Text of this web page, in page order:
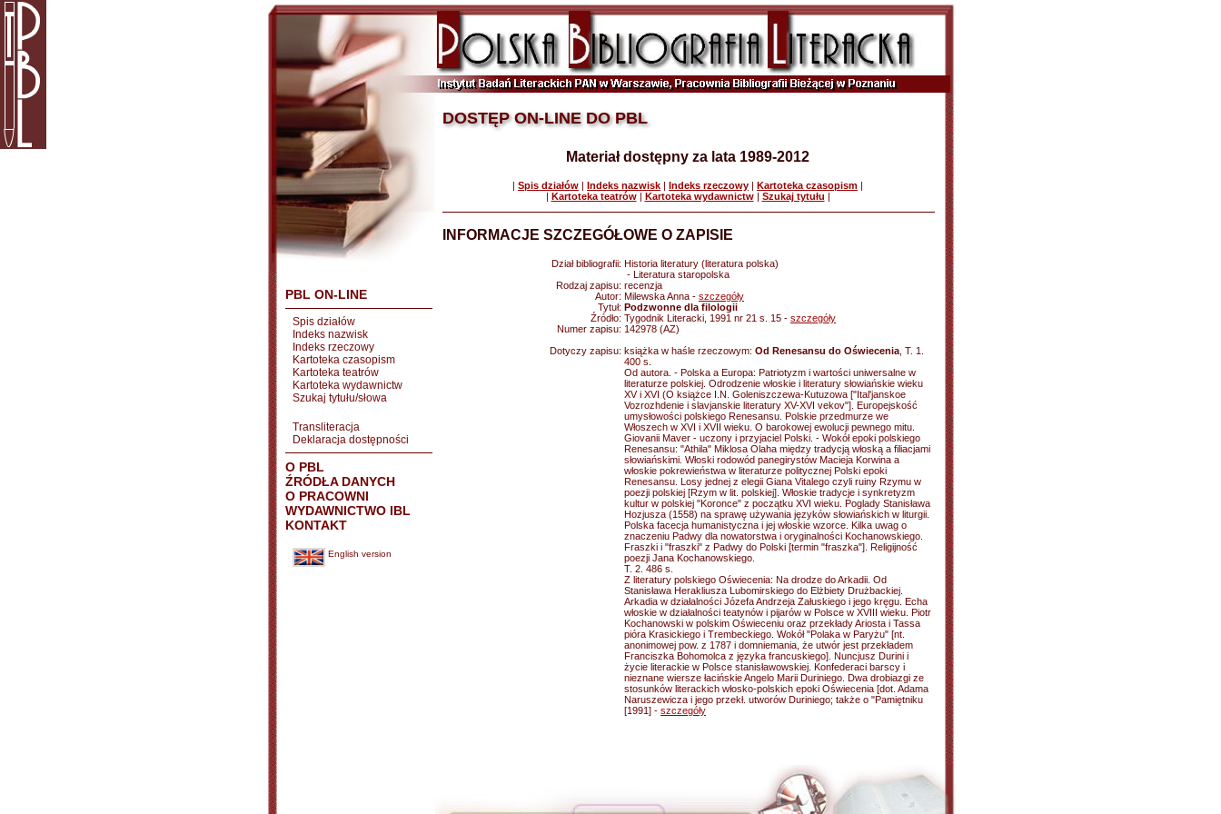
PBL ON-LINE
Spis działów
Indeks nazwisk
Indeks rzeczowy
Kartoteka czasopism
Kartoteka teatrów
Kartoteka wydawnictw
Szukaj tytułu/słowa
Transliteracja
Deklaracja dostępności
O PBL
ŹRÓDŁA DANYCH
O PRACOWNI
WYDAWNICTWO IBL
KONTAKT
English version
DOSTĘP ON-LINE DO PBL
Materiał dostępny za lata 1989-2012
| Spis działów | Indeks nazwisk | Indeks rzeczowy | Kartoteka czasopism |
| Kartoteka teatrów| Kartoteka wydawnictw| Szukaj tytułu |
INFORMACJE SZCZEGÓŁOWE O ZAPISIE
Dział bibliografii: Historia literatury (literatura polska)
- Literatura staropolska
Rodzaj zapisu: recenzja
Autor: Milewska Anna - szczegóły
Tytuł: Podzwonne dla filologii
Źródło: Tygodnik Literacki, 1991 nr 21 s. 15 - szczegóły
Numer zapisu: 142978 (AZ)
Dotyczy zapisu: książka w haśle rzeczowym: Od Renesansu do Oświecenia , T. 1.
400 s.
Od autora. - Polska a Europa: Patriotyzm i wartości uniwersalne w
literaturze polskiej. Odrodzenie włoskie i literatury słowiańskie wieku
XV i XVI (O książce I.N. Goleniszczewa-Kutuzowa ["Ital'janskoe
Vozrozhdenie i slavjanskie literatury XV-XVI vekov"]. Europejskość
umysłowości polskiego Renesansu. Polskie przedmurze we
Włoszech w XVI i XVII wieku. O barokowej ewolucji pewnego mitu.
Giovanii Maver - uczony i przyjaciel Polski. - Wokół epoki polskiego
Renesansu: "Athila" Miklosa Olaha między tradycją włoską a filiacjami
słowiańskimi. Włoski rodowód panegirystów Macieja Korwina a
włoskie pokrewieństwa w literaturze politycznej Polski epoki
Renesansu. Losy jednej z elegii Giana Vitalego czyli ruiny Rzymu w
poezji polskiej [Rzym w lit. polskiej]. Włoskie tradycje i synkretyzm
kultur w polskiej "Koronce" z początku XVI wieku. Poglady Stanisława
Hozjusza (1558) na sprawę używania języków słowiańskich w liturgii.
Polska facecja humanistyczna i jej włoskie wzorce. Kilka uwag o
znaczeniu Padwy dla nowatorstwa i oryginalności Kochanowskiego.
Fraszki i "fraszki" z Padwy do Polski [termin "fraszka"]. Religijność
poezji Jana Kochanowskiego.
T. 2. 486 s.
Z literatury polskiego Oświecenia: Na drodze do Arkadii. Od
Stanisława Herakliusza Lubomirskiego do Elżbiety Drużbackiej.
Arkadia w działalności Józefa Andrzeja Załuskiego i jego kręgu. Echa
włoskie w działalności teatynów i pijarów w Polsce w XVIII wieku. Piotr
Kochanowski w polskim Oświeceniu oraz przekłady Ariosta i Tassa
pióra Krasickiego i Trembeckiego. Wokół "Polaka w Paryżu" [nt.
anonimowej pow. z 1787 i domniemania, że utwór jest przekładem
Franciszka Bohomolca z języka francuskiego]. Nuncjusz Durini i
życie literackie w Polsce stanisławowskiej. Konfederaci barscy i
nieznane wiersze łacińskie Angelo Marii Duriniego. Dwa drobiazgi ze
stosunków literackich włosko-polskich epoki Oświecenia [dot. Adama
Naruszewicza i jego przekł. utworów Duriniego; także o "Pamiętniku
[1991] - szczegóły